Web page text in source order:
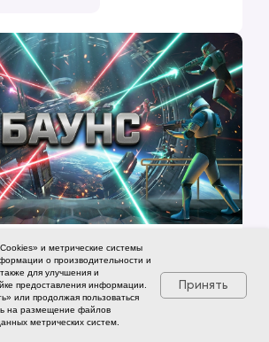
и метрические системы
о производительности и
для улучшения и
предоставления информации.
или продолжая пользоваться
на размещение файлов
метрических систем.
Принять
сражение
станции для веселой